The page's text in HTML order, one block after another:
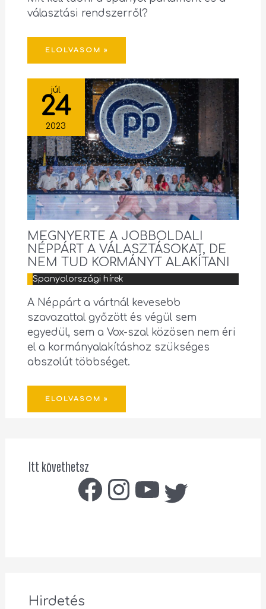
választási rendszerről?
ELOLVASOM »
júl
24
2023
MEGNYERTE A JOBBOLDALI
NÉPPÁRT A VÁLASZTÁSOKAT, DE
NEM TUD KORMÁNYT ALAKÍTANI
Spanyolországi hírek
A Néppárt a vártnál kevesebb
szavazattal győzött és végül sem
egyedül, sem a Vox-szal közösen nem éri
el a kormányalakításhoz szükséges
abszolút többséget.
ELOLVASOM »
Itt követhetsz
Hirdetés